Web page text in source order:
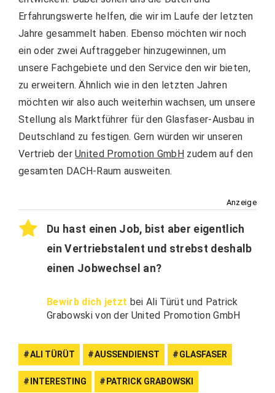
Erfahrungswerte helfen, die wir im Laufe der letzten
Jahre gesammelt haben. Ebenso möchten wir noch
ein oder zwei Auftraggeber hinzugewinnen, um
unsere Fachgebiete und den Service den wir bieten,
zu erweitern. Ähnlich wie in den letzten Jahren
möchten wir also auch weiterhin wachsen, um unsere
Stellung als Marktführer für den Glasfaser-Ausbau in
Deutschland zu festigen. Gern würden wir unseren
Vertrieb derUnited Promotion GmbH zudem auf den
gesamten DACH-Raum ausweiten.
Anzeige
Du hast einen Job, bist aber eigentlich
ein Vertriebstalent und strebst deshalb
einen Jobwechsel an?
Bewirb dich jetzt bei Ali Türüt und Patrick
Grabowski von der United Promotion GmbH
ALI TÜRÜT AUSSENDIENST GLASFASER
INTERESTING PATRICK GRABOWSKI